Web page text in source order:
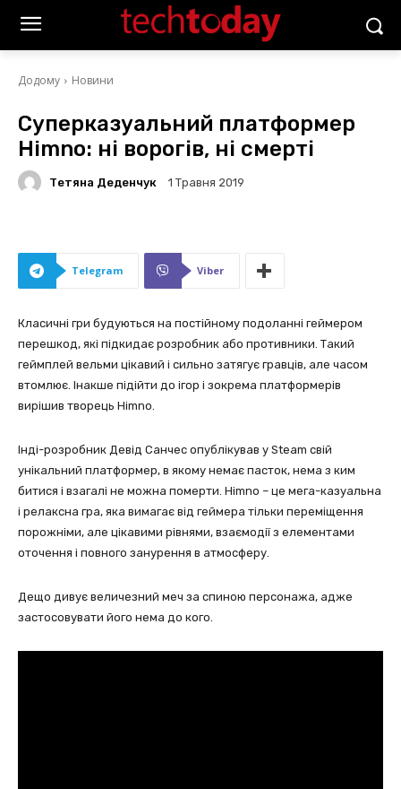
Додому Новини
Суперказуальний платформер
Himno: ні ворогів, ні смерті
Тетяна Деденчук 1 Травня 2019
Telegram Viber
Класичні гри будуються на постійному подоланні геймером
перешкод, які підкидає розробник або противники. Такий
геймплей вельми цікавий і сильно затягує гравців, але часом
втомлює. Інакше підійти до ігор і зокрема платформерів
вирішив творець Himno.
Інді-розробник Девід Санчес опублікував у Steam свій
унікальний платформер, в якому немає пасток, нема з ким
битися і взагалі не можна померти. Himno – це мега-казуальна
і релаксна гра, яка вимагає від геймера тільки переміщення
порожніми, але цікавими рівнями, взаємодії з елементами
оточення і повного занурення в атмосферу.
Дещо дивує величезний меч за спиною персонажа, адже
застосовувати його нема до кого.